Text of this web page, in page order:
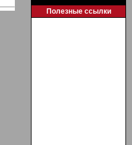
Полезные ссылки